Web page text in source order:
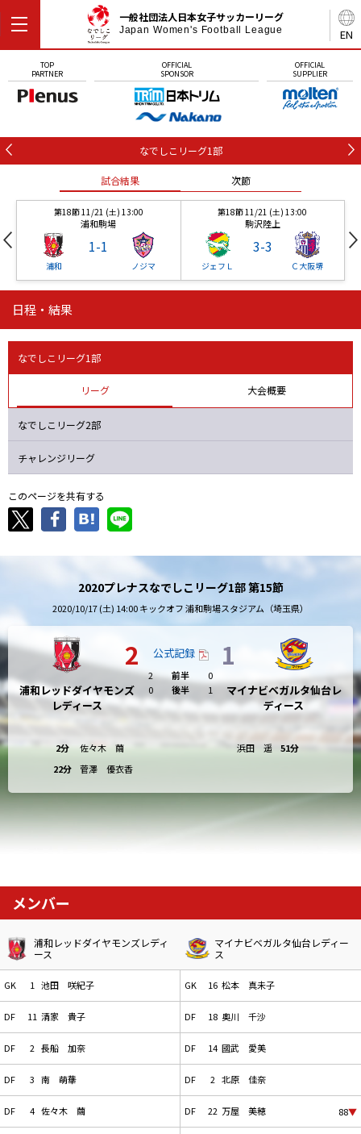
EN
一般社団法人日本女子サッカーリーグ
Japan Women's Football League
TOP
PARTNER
OFFICIAL
SPONSOR
OFFICIAL
SUPPLIER
なでしこリーグ1部
試合結果 次節
第18節 11/21 (土) 13:00
浦和駒場
浦和
1-1
ノジマ
第18節 11/21 (土) 13:00
駒沢陸上
ジェフＬ
3-3
Ｃ大阪堺
第18節 11/21 (土) 13:00
浦和駒場
1-
駒沢陸上
日程・結果
なでしこリーグ1部
リーグ 大会概要
なでしこリーグ2部
チャレンジリーグ
このページを共有する
2020プレナスなでしこリーグ1部 第15節
2020/10/17 (土) 14:00 キックオフ 浦和駒場スタジアム（埼玉県）
浦和レッドダイヤモンズ
レディース
2分
佐々木 繭
22分
菅澤 優衣香
2 公式記録 1
2 前半
0
0
後半 1
マイナビベガルタ仙台レ
ディース
浜田 遥 51分
メンバー
浦和レッドダイヤモンズレディ
ース
GK 1 池田 咲紀子
DF 11 清家 貴子
DF 2 長船 加奈
DF 3 南 萌華
DF 4 佐々木 繭
マイナビベガルタ仙台レディー
ス
GK 16 松本 真未子
DF 18 奥川 千沙
DF 14 國武 愛美
DF 2 北原 佳奈
DF 22 万屋 美穂 88▼